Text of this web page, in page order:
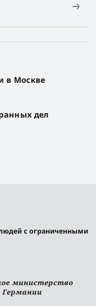
в Москве
дел
с ограниченными
министерство